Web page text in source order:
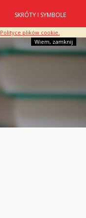
Polityce plików cookie.
Wiem, zamknij
SKRÓTY I SYMBOLE